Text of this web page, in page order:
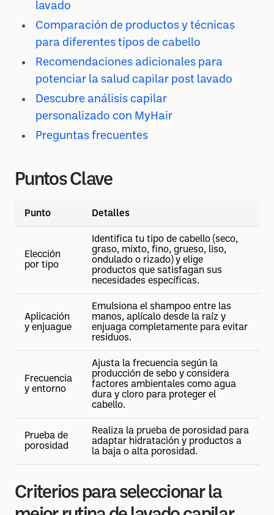
lavado
Comparación de productos y técnicas
para diferentes tipos de cabello
Recomendaciones adicionales para
potenciar la salud capilar post lavado
Descubre análisis capilar
personalizado con MyHair
Preguntas frecuentes
Puntos Clave
Punto Detalles
Elección
por tipo
Identifica tu tipo de cabello (seco,
graso, mixto, fino, grueso, liso,
ondulado o rizado) y elige
productos que satisfagan sus
necesidades específicas.
Aplicación
y enjuague
Emulsiona el shampoo entre las
manos, aplícalo desde la raíz y
enjuaga completamente para evitar
residuos.
Frecuencia
y entorno
Ajusta la frecuencia según la
producción de sebo y considera
factores ambientales como agua
dura y cloro para proteger el
cabello.
Prueba de
porosidad
Realiza la prueba de porosidad para
adaptar hidratación y productos a
la baja o alta porosidad.
Criterios para seleccionar la